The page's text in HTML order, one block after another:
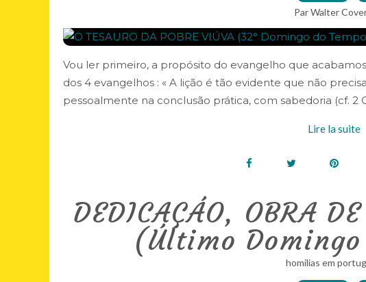
Par Walter
Vou ler primeiro, a propósito do evangelho que
dos 4 evangelhos : « A lição é tão evidente que não
pessoalmente na conclusão prática, com sabedoria (cf. 2
Lire la suite
DEDICAÇÁO, OBRA
(Último
homilias em